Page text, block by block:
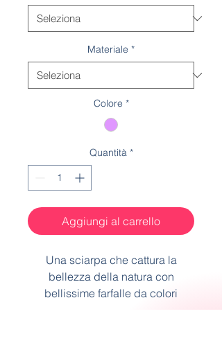
Materiale *
Colore *
Quantità *
Aggiungi al carrello
Una sciarpa che cattura la
bellezza della natura con
bellissime farfalle da colori